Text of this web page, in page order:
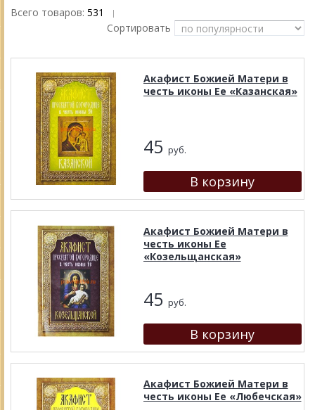
Всего товаров: 531 |
Сортировать
Акафист Божией Матери в
честь иконы Ее «Казанская»
45 руб.
Акафист Божией Матери в
честь иконы Ее
«Козельщанская»
45 руб.
Акафист Божией Матери в
честь иконы Ее «Любечская»